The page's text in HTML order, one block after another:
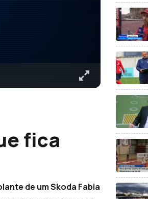
fica
de um Skoda Fabia